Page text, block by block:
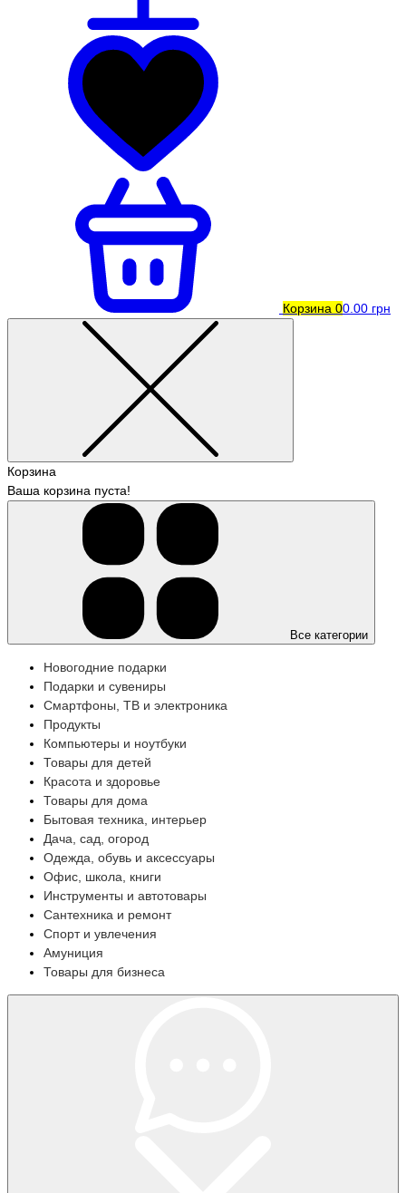
Корзина 00.00 грн
Корзина
Ваша корзина пуста!
Все категории
Новогодние подарки
Подарки и сувениры
Смартфоны, ТВ и электроника
Продукты
Компьютеры и ноутбуки
Товары для детей
Красота и здоровье
Товары для дома
Бытовая техника, интерьер
Дача, сад, огород
Одежда, обувь и аксессуары
Офис, школа, книги
Инструменты и автотовары
Сантехника и ремонт
Спорт и увлечения
Амуниция
Товары для бизнеса